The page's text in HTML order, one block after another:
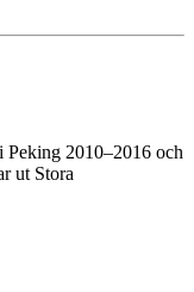
Peking 2010–2016 och
ut Stora